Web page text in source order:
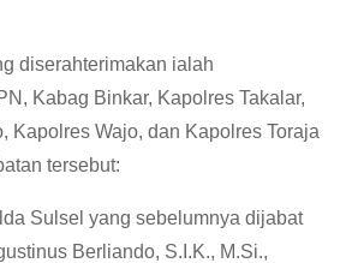
diserahterimakan ialah
Kabag Binkar, Kapolres Takalar,
Kapolres Wajo, dan Kapolres Toraja
tersebut:
Sulsel yang sebelumnya dijabat
Berliando, S.I.K., M.Si.,